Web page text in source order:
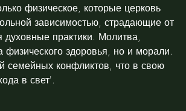
физическое, которые церковь
зависимостью, страдающие от
духовные практики. Молитва,
физического здоровья, но и морали.
семейных конфликтов, что в свою
в свет'.